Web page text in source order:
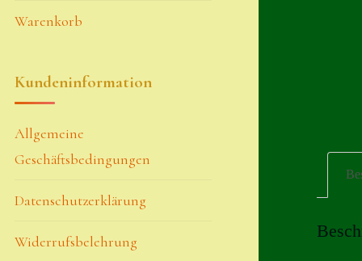
Warenkorb
Kundeninformation
Allgemeine
Geschäftsbedingungen
Datenschutzerklärung
Widerrufsbelehrung